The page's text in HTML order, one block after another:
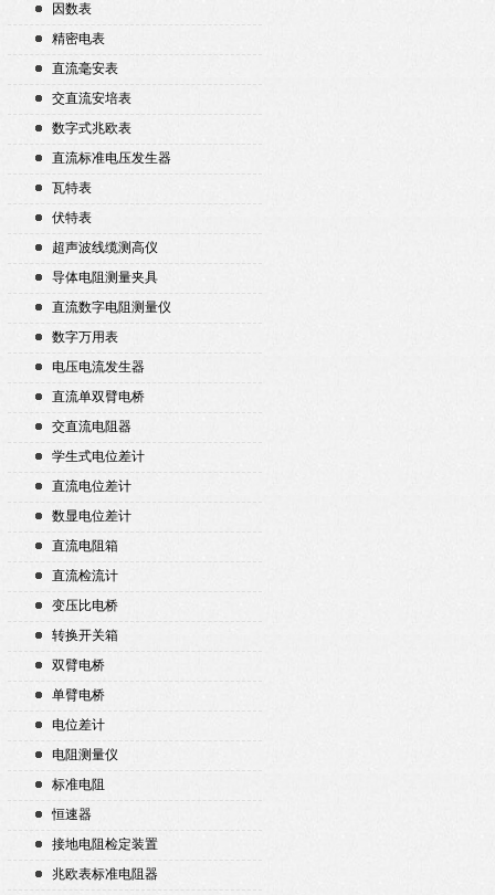
因数表
精密电表
直流毫安表
交直流安培表
数字式兆欧表
直流标准电压发生器
瓦特表
伏特表
超声波线缆测高仪
导体电阻测量夹具
直流数字电阻测量仪
数字万用表
电压电流发生器
直流单双臂电桥
交直流电阻器
学生式电位差计
直流电位差计
数显电位差计
直流电阻箱
直流检流计
变压比电桥
转换开关箱
双臂电桥
单臂电桥
电位差计
电阻测量仪
标准电阻
恒速器
接地电阻检定装置
兆欧表标准电阻器